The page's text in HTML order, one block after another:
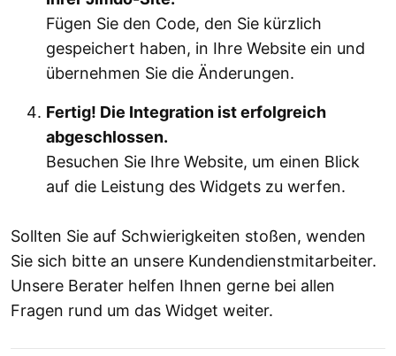
Fügen Sie den Code, den Sie kürzlich
gespeichert haben, in Ihre Website ein und
übernehmen Sie die Änderungen.
Fertig! Die Integration ist erfolgreich
abgeschlossen.
Besuchen Sie Ihre Website, um einen Blick
auf die Leistung des Widgets zu werfen.
Sollten Sie auf Schwierigkeiten stoßen, wenden
Sie sich bitte an unsere Kundendienstmitarbeiter.
Unsere Berater helfen Ihnen gerne bei allen
Fragen rund um das Widget weiter.